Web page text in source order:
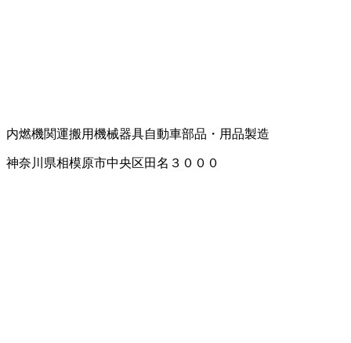
内燃機関運搬用機械器具自動車部品・用品製造
神奈川県相模原市中央区田名３０００